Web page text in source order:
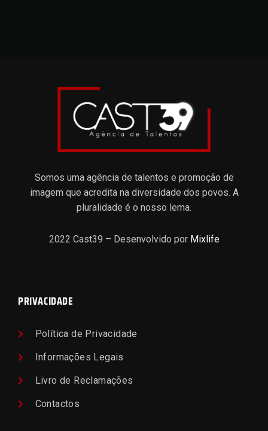
Somos uma agência de talentos e promoção de
imagem que acredita na diversidade dos povos. A
pluralidade é o nosso lema.
2022 Cast39 – Desenvolvido por Mixlife
PRIVACIDADE
Política de Privacidade
Informações Legais
Livro de Reclamações
Contactos